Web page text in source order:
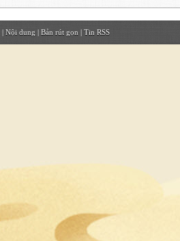
| Nội dung | Bản rút gọn | Tin RSS